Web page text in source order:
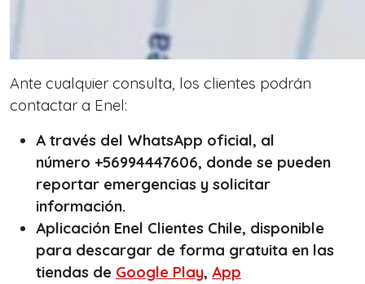
Ante cualquier consulta, los clientes podrán
contactar a Enel:
A través del WhatsApp oficial, al
número +56994447606, donde se pueden
reportar emergencias y solicitar
información.
Aplicación Enel Clientes Chile, disponible
para descargar de forma gratuita en las
tiendas de Google Play, App